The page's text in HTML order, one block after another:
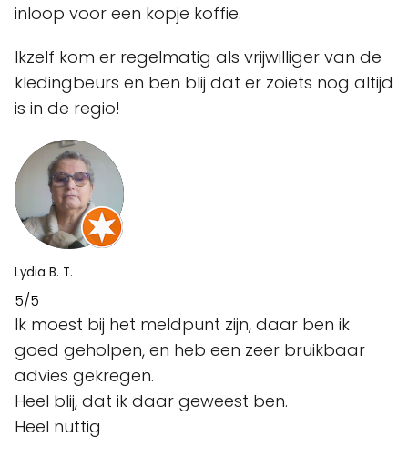
inloop voor een kopje koffie.
Ikzelf kom er regelmatig als vrijwilliger van de
kledingbeurs en ben blij dat er zoiets nog altijd
is in de regio!
Lydia B. T.
5/5
Ik moest bij het meldpunt zijn, daar ben ik
goed geholpen, en heb een zeer bruikbaar
advies gekregen.
Heel blij, dat ik daar geweest ben.
Heel nuttig